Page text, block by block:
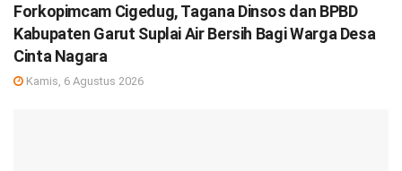
Forkopimcam Cigedug, Tagana Dinsos dan BPBD
Kabupaten Garut Suplai Air Bersih Bagi Warga Desa
Cinta Nagara
Kamis, 6 Agustus 2026